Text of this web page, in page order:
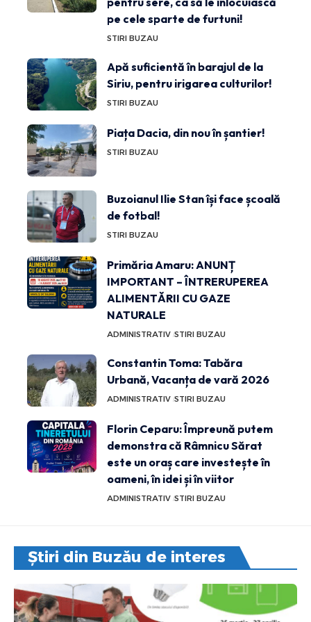
pe cele sparte de furtuni!
STIRI BUZAU
Apă suficientă în barajul de la
Siriu, pentru irigarea culturilor!
STIRI BUZAU
Piața Dacia, din nou în șantier!
STIRI BUZAU
Buzoianul Ilie Stan își face școală
de fotbal!
STIRI BUZAU
Primăria Amaru: ANUNȚ
IMPORTANT – ÎNTRERUPEREA
ALIMENTĂRII CU GAZE
NATURALE
ADMINISTRATIV STIRI BUZAU
Constantin Toma: Tabăra
Urbană, Vacanța de vară 2026
ADMINISTRATIV STIRI BUZAU
Florin Ceparu: Împreună putem
demonstra că Râmnicu Sărat
este un oraș care investește în
oameni, în idei și în viitor
ADMINISTRATIV STIRI BUZAU
Știri din Buzău de interes